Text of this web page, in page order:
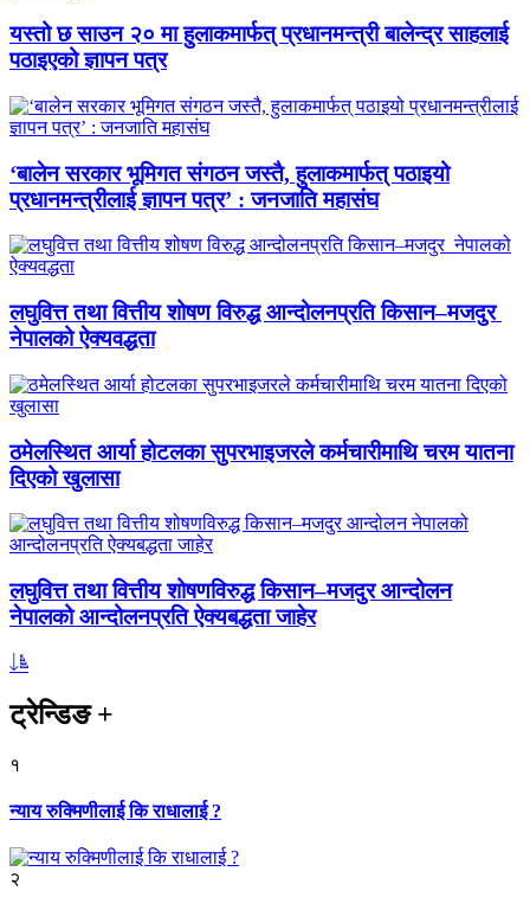
यस्तो छ साउन २० मा हुलाकमार्फत् प्रधानमन्त्री बालेन्द्र साहलाई
पठाइएको ज्ञापन पत्र
‘बालेन सरकार भूमिगत संगठन जस्तै, हुलाकमार्फत् पठाइयो
प्रधानमन्त्रीलाई ज्ञापन पत्र’ : जनजाति महासंघ
लघुवित्त तथा वित्तीय शोषण विरुद्ध आन्दोलनप्रति किसान–मजदुर
नेपालको ऐक्यवद्धता
ठमेलस्थित आर्या होटलका सुपरभाइजरले कर्मचारीमाथि चरम यातना
दिएको खुलासा
लघुवित्त तथा वित्तीय शोषणविरुद्ध किसान–मजदुर आन्दोलन
नेपालको आन्दोलनप्रति ऐक्यबद्धता जाहेर
ट्रेन्डिङ+
१
न्याय रुक्मिणीलाई कि राधालाई ?
२